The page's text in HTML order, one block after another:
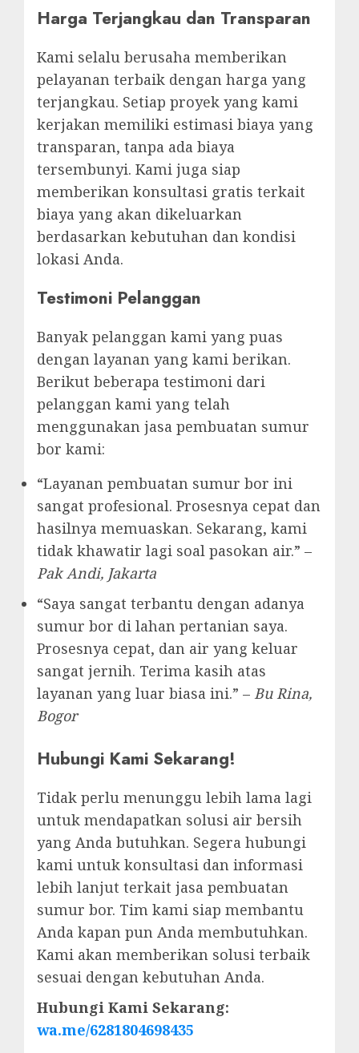
Harga Terjangkau dan Transparan
Kami selalu berusaha memberikan
pelayanan terbaik dengan harga yang
terjangkau. Setiap proyek yang kami
kerjakan memiliki estimasi biaya yang
transparan, tanpa ada biaya
tersembunyi. Kami juga siap
memberikan konsultasi gratis terkait
biaya yang akan dikeluarkan
berdasarkan kebutuhan dan kondisi
lokasi Anda.
Testimoni Pelanggan
Banyak pelanggan kami yang puas
dengan layanan yang kami berikan.
Berikut beberapa testimoni dari
pelanggan kami yang telah
menggunakan jasa pembuatan sumur
bor kami:
“Layanan pembuatan sumur bor ini
sangat profesional. Prosesnya cepat dan
hasilnya memuaskan. Sekarang, kami
tidak khawatir lagi soal pasokan air.” –
Pak Andi, Jakarta
“Saya sangat terbantu dengan adanya
sumur bor di lahan pertanian saya.
Prosesnya cepat, dan air yang keluar
sangat jernih. Terima kasih atas
layanan yang luar biasa ini.” – Bu Rina,
Bogor
Hubungi Kami Sekarang!
Tidak perlu menunggu lebih lama lagi
untuk mendapatkan solusi air bersih
yang Anda butuhkan. Segera hubungi
kami untuk konsultasi dan informasi
lebih lanjut terkait jasa pembuatan
sumur bor. Tim kami siap membantu
Anda kapan pun Anda membutuhkan.
Kami akan memberikan solusi terbaik
sesuai dengan kebutuhan Anda.
Hubungi Kami Sekarang:
wa.me/6281804698435